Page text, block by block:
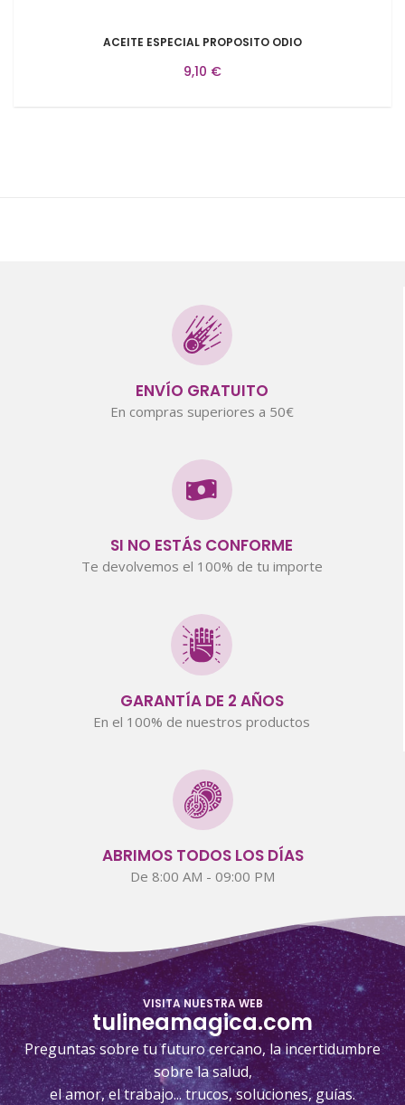
ACEITE ESPECIAL PROPOSITO ODIO
9,10 €
ENVÍO GRATUITO
En compras superiores a 50€
SI NO ESTÁS CONFORME
Te devolvemos el 100% de tu importe
GARANTÍA DE 2 AÑOS
En el 100% de nuestros productos
ABRIMOS TODOS LOS DÍAS
De 8:00 AM - 09:00 PM
VISITA NUESTRA WEB
tulineamagica.com
Preguntas sobre tu futuro cercano, la incertidumbre
sobre la salud,
el amor, el trabajo... trucos, soluciones, guías.